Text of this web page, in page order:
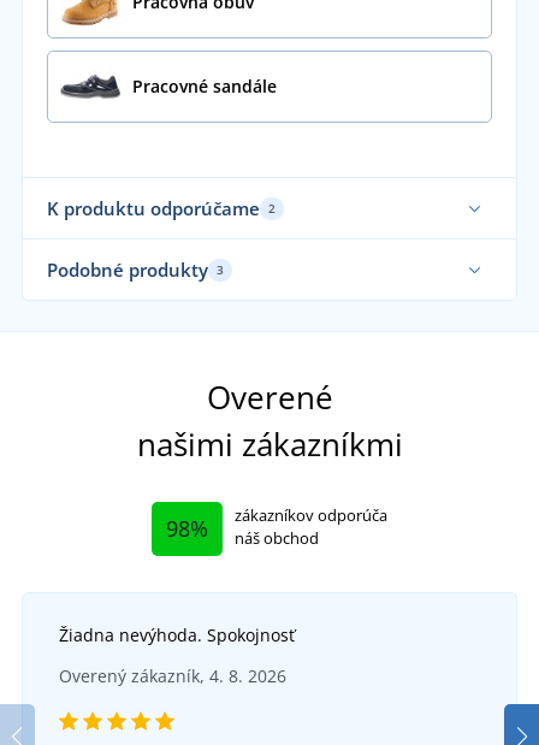
Pracovné sandále
K produktu odporúčame 2
Pracovné sandále Firsty Firsan S1P
Podobné produkty 3
Overené
našimi zákazníkmi
98%
zákazníkov odporúča
náš obchod
Žiadna nevýhoda. Spokojnosť
Overený zákazník, 4. 8. 2026